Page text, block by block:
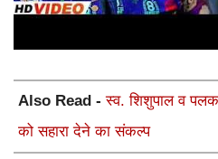
Also Read -स्व. शिशुपाल व पलक
को सहारा देने का संकल्प